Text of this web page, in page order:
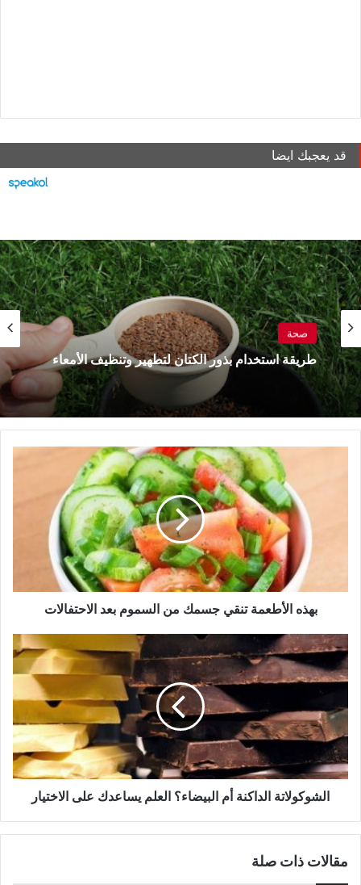
قد يعجبك ايضا
صحة
طريقة استخدام بذور الكتان لتطهير وتنظيف الأمعاء
صحة
فارغة قبل الإفطار يوميا
الاحتفالات
بهذه الأطعمة تنقي جسمك من السموم بعد الاحتفالات
الشوكولاتة
الداكنة
أم
البيضاء؟
العلم
يساعدك
على
الاختيار
الشوكولاتة الداكنة أم البيضاء؟ العلم يساعدك على الاختيار
مقالات ذات صلة